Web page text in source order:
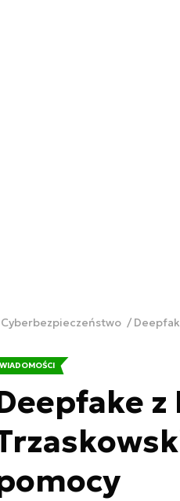
Cyberbezpieczeństwo
WIADOMOŚCI
z